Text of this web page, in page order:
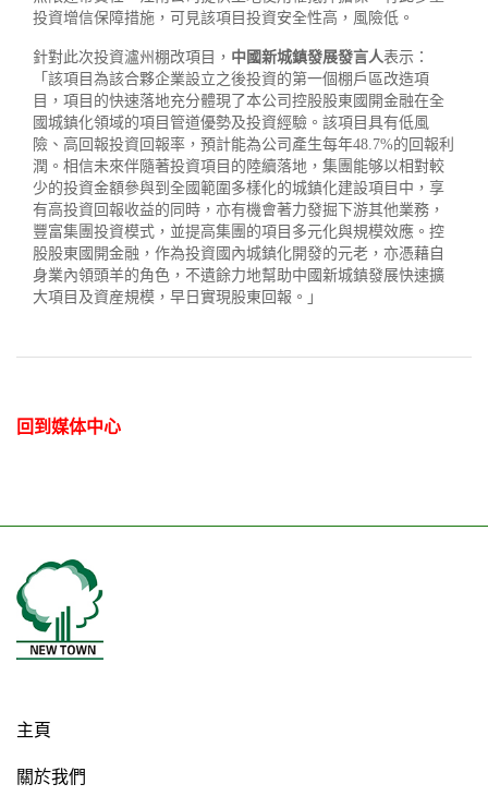
投資增信保障措施，可見該項目投資安全性高，風險低。
針對此次投資瀘州棚改項目， 中國新城鎮發展發言人表示：
「該項目為該合夥企業設立之後投資的第一個棚戶區改造項
目，項目的快速落地充分體現了本公司控股股東國開金融在全
國城鎮化領域的項目管道優勢及投資經驗。該項目具有低風
險、高回報投資回報率，預計能為公司產生每年48.7%的回報利
潤。相信未來伴隨著投資項目的陸續落地，集團能够以相對較
少的投資金額參與到全國範圍多樣化的城鎮化建設項目中，享
有高投資回報收益的同時，亦有機會著力發掘下游其他業務，
豐富集團投資模式，並提高集團的項目多元化與規模效應。控
股股東國開金融，作為投資國內城鎮化開發的元老，亦憑藉自
身業內領頭羊的角色，不遺餘力地幫助中國新城鎮發展快速擴
大項目及資産規模，早日實現股東回報。」
回到媒体中心
主頁
關於我們